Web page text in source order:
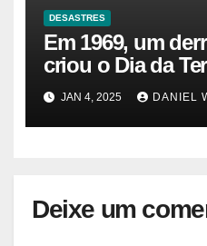
DESASTRES
Em 1969, um
criou o Dia da
gasoduto pode
Sustentabilidade
JAN 4, 2025 DANIEL
Deixe um